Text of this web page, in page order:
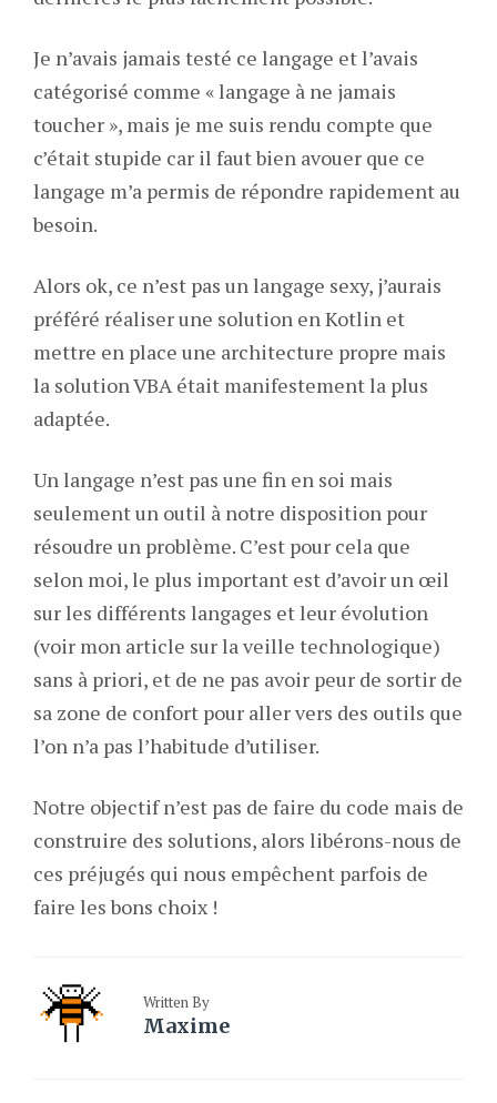
Je n’avais jamais testé ce langage et l’avais
catégorisé comme « langage à ne jamais
toucher », mais je me suis rendu compte que
c’était stupide car il faut bien avouer que ce
langage m’a permis de répondre rapidement au
besoin.
Alors ok, ce n’est pas un langage sexy, j’aurais
préféré réaliser une solution en Kotlin et
mettre en place une architecture propre mais
la solution VBA était manifestement la plus
adaptée.
Un langage n’est pas une fin en soi mais
seulement un outil à notre disposition pour
résoudre un problème. C’est pour cela que
selon moi, le plus important est d’avoir un œil
sur les différents langages et leur évolution
(voir mon article sur la veille technologique)
sans à priori, et de ne pas avoir peur de sortir de
sa zone de confort pour aller vers des outils que
l’on n’a pas l’habitude d’utiliser.
Notre objectif n’est pas de faire du code mais de
construire des solutions, alors libérons-nous de
ces préjugés qui nous empêchent parfois de
faire les bons choix !
Written By
Maxime